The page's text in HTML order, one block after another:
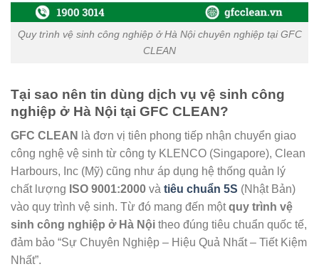
Quy trình vệ sinh công nghiệp ở Hà Nội chuyên nghiệp tại GFC
CLEAN
Tại sao nên tin dùng dịch vụ vệ sinh công
nghiệp ở Hà Nội tại GFC CLEAN?
GFC CLEAN
là đơn vị tiên phong tiếp nhận chuyển giao
công nghệ vệ sinh từ công ty KLENCO (Singapore), Clean
Harbours, Inc (Mỹ) cũng như áp dụng hệ thống quản lý
chất lượng ISO 9001:2000 và tiêu chuẩn 5S (Nhật Bản)
vào quy trình vệ sinh. Từ đó mang đến mộtquy trình vệ
sinh công nghiệp ở Hà Nội theo đúng tiêu chuẩn quốc tế,
đảm bảo “Sự Chuyên Nghiệp – Hiệu Quả Nhất – Tiết Kiệm
Nhất”.